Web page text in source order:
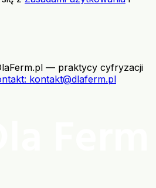
— praktycy cyfryzacji
: kontakt@dlaferm.pl